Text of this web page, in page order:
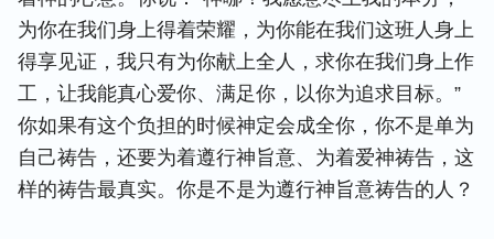
为你在我们身上得着荣耀，为你能在我们这班人身上
得享见证，我只有为你献上全人，求你在我们身上作
工，让我能真心爱你、满足你，以你为追求目标。”
你如果有这个负担的时候神定会成全你，你不是单为
自己祷告，还要为着遵行神旨意、为着爱神祷告，这
样的祷告最真实。你是不是为遵行神旨意祷告的人？